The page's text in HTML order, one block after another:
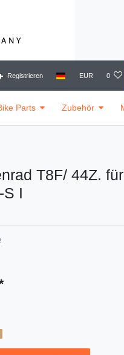
Registrieren EUR 0
Parts Zubehör
T8F/ 44Z.
S I